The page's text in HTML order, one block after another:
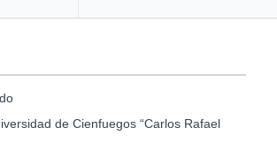
de Cienfuegos “Carlos Rafael